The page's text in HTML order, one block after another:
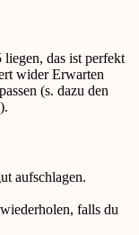
das ist perfekt
wider Erwarten
(s. dazu den
).
aufschlagen.
falls du